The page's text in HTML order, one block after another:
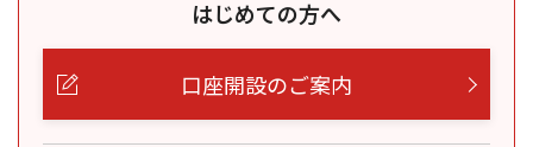
はじめての方へ
口座開設のご案内